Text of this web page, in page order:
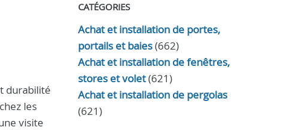
durabilité
les
visite
CATÉGORIES
Achat et installation de portes,
portails et baies(662)
Achat et installation de fenêtres,
stores et volet(621)
Achat et installation de pergolas
(621)